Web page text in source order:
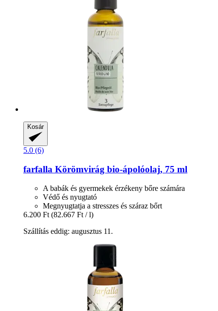
Kosár
5.0 (6)
farfalla Körömvirág bio-​ápolóolaj, 75 ml
A babák és gyermekek érzékeny bőre számára
Védő és nyugtató
Megnyugtatja a stresszes és száraz bőrt
6.200 Ft (82.667 Ft / l)
Szállítás eddig: augusztus 11.